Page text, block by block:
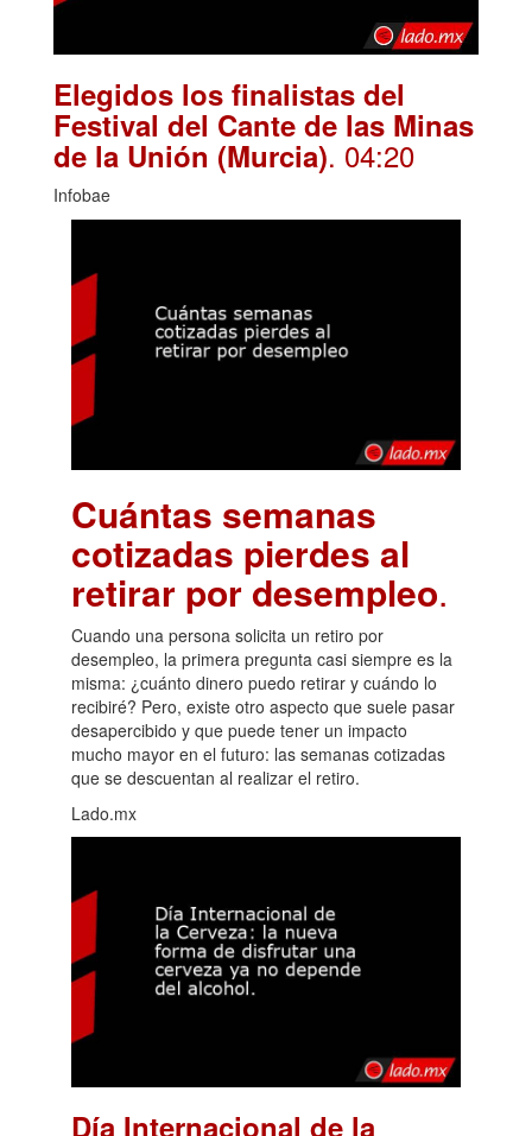
Elegidos los finalistas del
Festival del Cante de las Minas
de la Unión (Murcia). 04:20
Infobae
Cuántas semanas
cotizadas pierdes al
retirar por desempleo.
Cuando una persona solicita un retiro por
desempleo, la primera pregunta casi siempre es la
misma: ¿cuánto dinero puedo retirar y cuándo lo
recibiré? Pero, existe otro aspecto que suele pasar
desapercibido y que puede tener un impacto
mucho mayor en el futuro: las semanas cotizadas
que se descuentan al realizar el retiro.
Lado.mx
Día Internacional de la